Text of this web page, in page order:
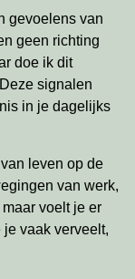
gevoelens van
geen richting
doe ik dit
signalen
in je dagelijks
leven op de
van werk,
voelt je er
vaak verveelt,